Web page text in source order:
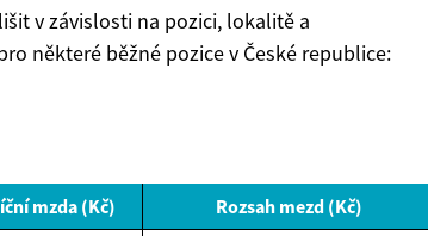
v závislosti na pozici, lokalitě a
některé běžné pozice v České republice:
mzda (Kč) Rozsah mezd (Kč)